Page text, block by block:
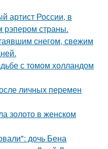
артист России, в
рэпером страны.
снегом, свежим
с томом холландом
личных перемен
золото в женском
дочь Бена